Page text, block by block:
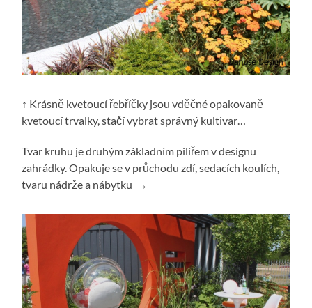
↑ Krásně kvetoucí řebříčky jsou vděčné opakovaně
kvetoucí trvalky, stačí vybrat správný kultivar…
Tvar kruhu je druhým základním pilířem v designu
zahrádky. Opakuje se v průchodu zdí, sedacích koulích,
tvaru nádrže a nábytku →